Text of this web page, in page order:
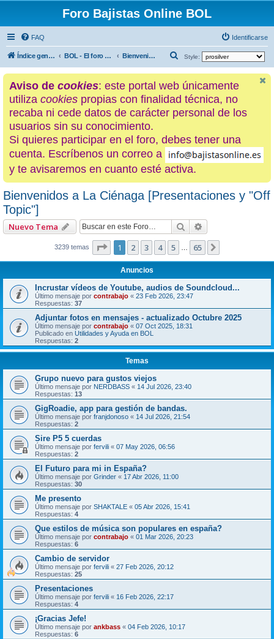
Foro Bajistas Online BOL
FAQ Identificarse
Índice general BOL - El foro de los hijos de La Ciénaga Bienvenidos a La Ciénaga [Presentaciones y "Off Topic"] Style:
u
c
a
Aviso de cookies: este portal web únicamente
utiliza cookies propias con finalidad técnica, no
recaba ni cede datos de carácter personal de los
usuarios sin su conocimiento.
Si quieres participar en el foro, debes tener una
cuenta. Escríbenos un correo a
y te avisaremos en cuanto esté activa.
Bienvenidos a La Ciénaga [Presentaciones y "Off
Topic"]
Nuevo Tema Buscar
3239 temas Página de 65
1 2 3 4 5 65
Anuncios
Incrustar vídeos de Youtube, audios de Soundcloud...
Último mensaje por contrabajo « 23 Feb 2026, 23:47
Respuestas: 37
Adjuntar fotos en mensajes - actualizado Octubre 2025
Último mensaje por contrabajo « 07 Oct 2025, 18:31
Publicado en Utilidades y Ayuda en BOL
Respuestas: 2
Temas
Grupo nuevo para gustos viejos
Último mensaje por NERDBASS « 14 Jul 2026, 23:40
Respuestas: 13
GigRoadie, app para gestión de bandas.
Último mensaje por franjdonoso « 14 Jul 2026, 21:54
Respuestas: 2
Sire P5 5 cuerdas
Último mensaje por fervili « 07 May 2026, 06:56
Respuestas: 2
El Futuro para mi in España?
Último mensaje por Grinder « 17 Abr 2026, 11:00
Respuestas: 30
Me presento
Último mensaje por SHAKTALE « 05 Abr 2026, 15:41
Respuestas: 4
Que estilos de música son populares en españa?
Último mensaje por contrabajo « 01 Mar 2026, 20:23
Respuestas: 6
Cambio de servidor
Último mensaje por fervili « 27 Feb 2026, 20:12
Respuestas: 25
Presentaciones
Último mensaje por fervili « 16 Feb 2026, 22:17
Respuestas: 4
¡Gracias Jefe!
Último mensaje por ankbass « 04 Feb 2026, 10:17
Respuestas: 6